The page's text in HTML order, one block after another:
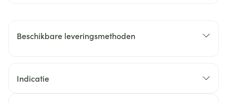
Beschikbare leveringsmethoden
Indicatie